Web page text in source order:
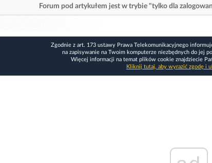
Forum pod artykułem jest w trybie "tylko dla
Zgodnie z art. 173 ustawy Prawa Telekomunikacyjnego
na zapisywanie na Twoim komputerze niezbędnych do jej
Więcej informacji na temat plików cookie znajdziecie
Kliknij tutaj, aby wyrazić zgodę i